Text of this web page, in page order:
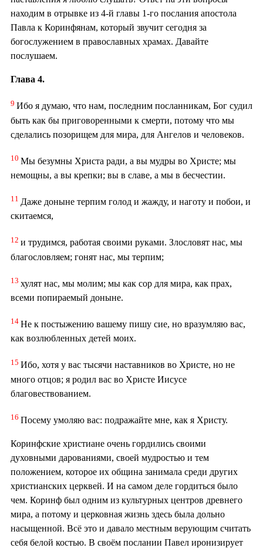
находим в отрывке из 4-й главы 1-го послания апостола
Павла к Коринфянам, который звучит сегодня за
богослужением в православных храмах. Давайте
послушаем.
Глава 4.
9 Ибо я думаю, что нам, последним посланникам, Бог судил
быть как бы приговоренными к смерти, потому что мы
сделались позорищем для мира, для Ангелов и человеков.
10 Мы безумны Христа ради, а вы мудры во Христе; мы
немощны, а вы крепки; вы в славе, а мы в бесчестии.
11 Даже доныне терпим голод и жажду, и наготу и побои, и
скитаемся,
12 и трудимся, работая своими руками. Злословят нас, мы
благословляем; гонят нас, мы терпим;
13 хулят нас, мы молим; мы как сор для мира, как прах,
всеми попираемый доныне.
14 Не к постыжению вашему пишу сие, но вразумляю вас,
как возлюбленных детей моих.
15 Ибо, хотя у вас тысячи наставников во Христе, но не
много отцов; я родил вас во Христе Иисусе
благовествованием.
16 Посему умоляю вас: подражайте мне, как я Христу.
Коринфские христиане очень гордились своими
духовными дарованиями, своей мудростью и тем
положением, которое их община занимала среди других
христианских церквей. И на самом деле гордиться было
чем. Коринф был одним из культурных центров древнего
мира, а потому и церковная жизнь здесь была дольно
насыщенной. Всё это и давало местным верующим считать
себя белой костью. В своём послании Павел иронизирует